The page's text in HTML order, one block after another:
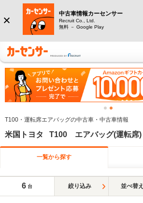
中古車情報カーセンサー
Recruit Co., Ltd.
無料 － Google Play
T100・運転席エアバッグの中古車・中古車情報
米国トヨタ T100 エアバッグ(運転席)
一覧から探す
6 台 絞り込み 並べ替え